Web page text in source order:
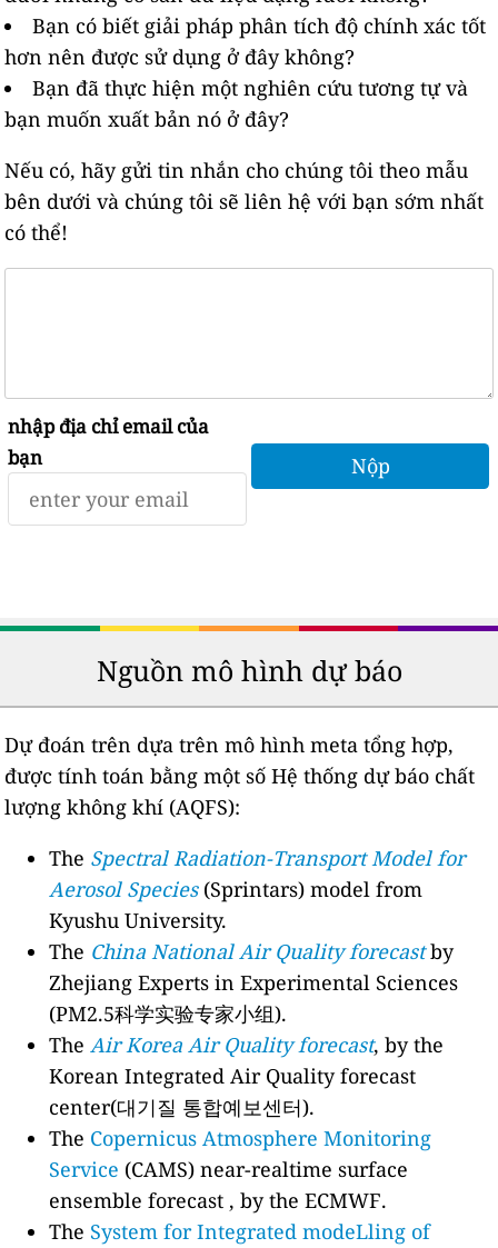
Bạn có biết giải pháp phân tích độ chính xác tốt
hơn nên được sử dụng ở đây không?
Bạn đã thực hiện một nghiên cứu tương tự và
bạn muốn xuất bản nó ở đây?
Nếu có, hãy gửi tin nhắn cho chúng tôi theo mẫu
bên dưới và chúng tôi sẽ liên hệ với bạn sớm nhất
có thể!
nhập địa chỉ email của
bạn
Nguồn mô hình dự báo
Dự đoán trên dựa trên mô hình meta tổng hợp,
được tính toán bằng một số Hệ thống dự báo chất
lượng không khí (AQFS):
The Spectral Radiation-Transport Model for
Aerosol Species(Sprintars) model from
Kyushu University.
The China National Air Quality forecastby
Zhejiang Experts in Experimental Sciences
(PM2.5科学实验专家小组).
TheAir Korea Air Quality forecast, by the
Korean Integrated Air Quality forecast
center(대기질 통합예보센터).
The Copernicus Atmosphere Monitoring
Service (CAMS) near-realtime surface
ensemble forecast , by the ECMWF.
The System for Integrated modeLling of